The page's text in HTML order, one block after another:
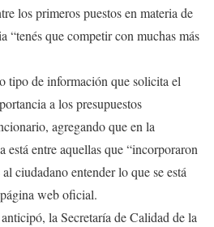
los primeros puestos en materia de
“tenés que competir con muchas más
tipo de información que solicita el
a los presupuestos
agregando que en la
está entre aquellas que “incorporaron
ciudadano entender lo que se está
web oficial.
la Secretaría de Calidad de la